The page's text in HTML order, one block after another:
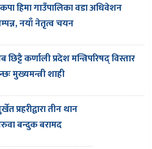
हिमा गाउँपालिका वडा अधिवेशन
नयाँ नेतृत्व चयन
छिट्टै कर्णाली प्रदेश मन्त्रिपरिषद् विस्तार
मुख्यमन्त्री शाही
प्रहरीद्वारा तीन थान
बन्दुक बरामद